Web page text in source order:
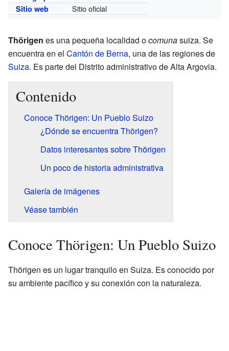
Sitio web Sitio oficial
Thörigen es una pequeña localidad ocomunasuiza. Se
encuentra en el Cantón de Berna, una de las regiones de
Suiza. Es parte del Distrito administrativo de Alta Argovia.
Contenido
Conoce Thörigen: Un Pueblo Suizo
¿Dónde se encuentra Thörigen?
Datos interesantes sobre Thörigen
Un poco de historia administrativa
Galería de imágenes
Véase también
Conoce Thörigen: Un Pueblo Suizo
Thörigen es un lugar tranquilo en Suiza. Es conocido por
su ambiente pacífico y su conexión con la naturaleza.